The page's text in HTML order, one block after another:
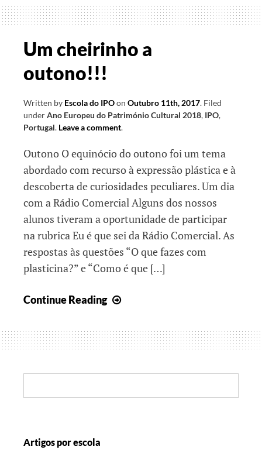
celebrar
a
Um cheirinho a
outono!!!
Written by Escola do IPOon Outubro 11th, 2017. Filed
underAno Europeu do Património Cultural 2018, IPO,
Portugal. Leave a comment.
Outono O equinócio do outono foi um tema
abordado com recurso à expressão plástica e à
descoberta de curiosidades peculiares. Um dia
com a Rádio Comercial Alguns dos nossos
alunos tiveram a oportunidade de participar
na rubrica Eu é que sei da Rádio Comercial. As
respostas às questões “O que fazes com
plasticina?” e “Como é que […]
Continue Reading
a
outono!!!
Artigos por escola